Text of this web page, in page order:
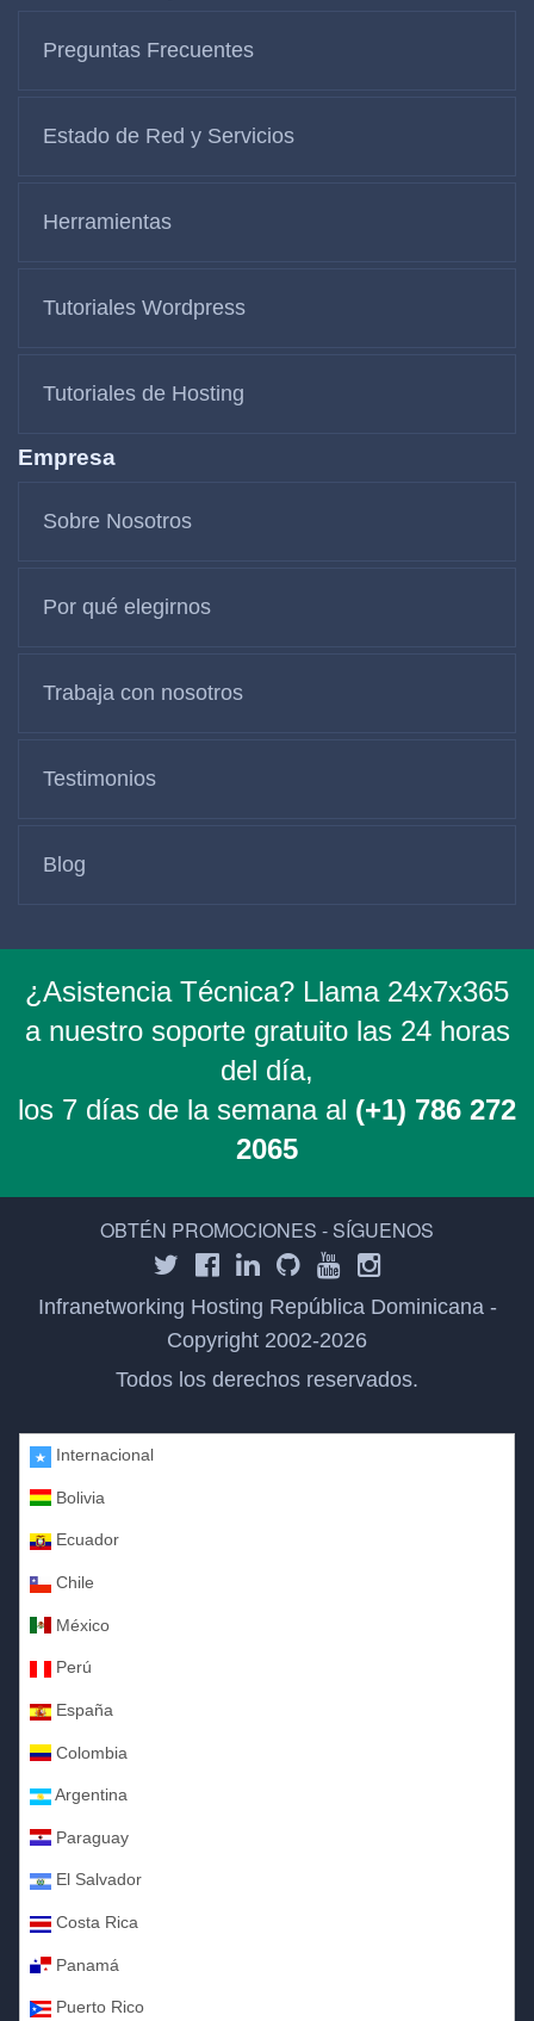
Preguntas Frecuentes
Estado de Red y Servicios
Herramientas
Tutoriales Wordpress
Tutoriales de Hosting
Empresa
Sobre Nosotros
Por qué elegirnos
Trabaja con nosotros
Testimonios
Blog
¿Asistencia Técnica? Llama 24x7x365
a nuestro soporte gratuito las 24 horas
del día,
los 7 días de la semana al (+1) 786 272
2065
OBTÉN PROMOCIONES - SÍGUENOS
Infranetworking Hosting República Dominicana -
Copyright 2002-2026
Todos los derechos reservados.
Internacional
Bolivia
Ecuador
Chile
México
Perú
España
Colombia
Argentina
Paraguay
El Salvador
Costa Rica
Panamá
Puerto Rico